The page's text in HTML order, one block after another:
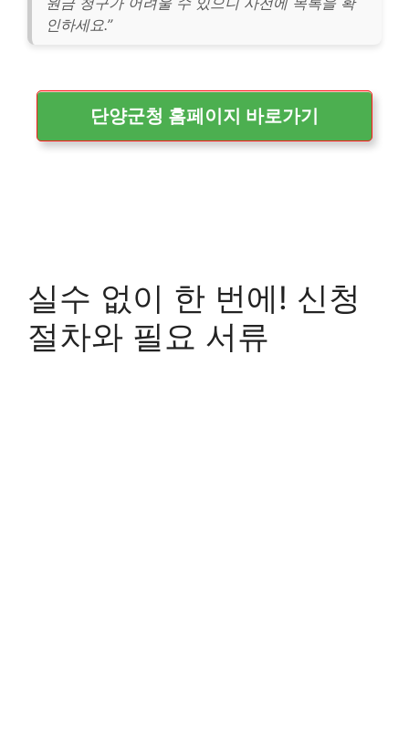
인하세요.”
단양군청 홈페이지 바로가기
실수 없이 한 번에! 신청
절차와 필요 서류